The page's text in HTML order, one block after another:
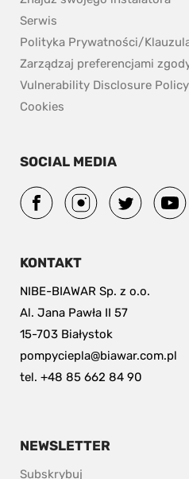
Serwis
Polityka Prywatności/
Zarządzaj preferencjami
Vulnerability Disclosure Policy
Cookies
SOCIAL MEDIA
KONTAKT
NIBE-BIAWAR Sp. z o.o.
Al. Jana Pawła II 57
15-703 Białystok
pompyciepla@biawar.com.pl
tel. +48 85 662 84 90
NEWSLETTER
Subskrybuj